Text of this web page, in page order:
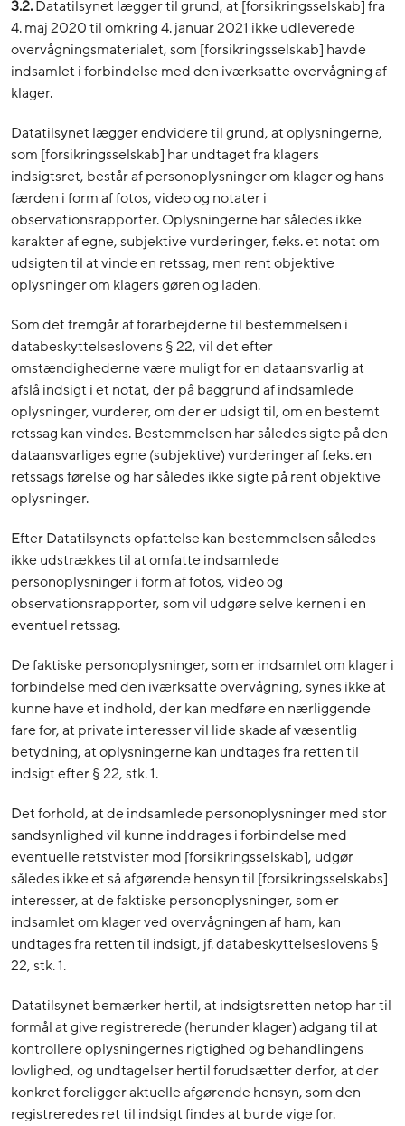
3.2.Datatilsynet lægger til grund, at [forsikringsselskab] fra
4. maj 2020 til omkring 4. januar 2021 ikke udleverede
overvågningsmaterialet, som [forsikringsselskab] havde
indsamlet i forbindelse med den iværksatte overvågning af
klager.
Datatilsynet lægger endvidere til grund, at oplysningerne,
som [forsikringsselskab] har undtaget fra klagers
indsigtsret, består af personoplysninger om klager og hans
færden i form af fotos, video og notater i
observationsrapporter. Oplysningerne har således ikke
karakter af egne, subjektive vurderinger, f.eks. et notat om
udsigten til at vinde en retssag, men rent objektive
oplysninger om klagers gøren og laden.
Som det fremgår af forarbejderne til bestemmelsen i
databeskyttelseslovens § 22, vil det efter
omstændighederne være muligt for en dataansvarlig at
afslå indsigt i et notat, der på baggrund af indsamlede
oplysninger, vurderer, om der er udsigt til, om en bestemt
retssag kan vindes. Bestemmelsen har således sigte på den
dataansvarliges egne (subjektive) vurderinger af f.eks. en
retssags førelse og har således ikke sigte på rent objektive
oplysninger.
Efter Datatilsynets opfattelse kan bestemmelsen således
ikke udstrækkes til at omfatte indsamlede
personoplysninger i form af fotos, video og
observationsrapporter, som vil udgøre selve kernen i en
eventuel retssag.
De faktiske personoplysninger, som er indsamlet om klager i
forbindelse med den iværksatte overvågning, synes ikke at
kunne have et indhold, der kan medføre en nærliggende
fare for, at private interesser vil lide skade af væsentlig
betydning, at oplysningerne kan undtages fra retten til
indsigt efter § 22, stk. 1.
Det forhold, at de indsamlede personoplysninger med stor
sandsynlighed vil kunne inddrages i forbindelse med
eventuelle retstvister mod [forsikringsselskab], udgør
således ikke et så afgørende hensyn til [forsikringsselskabs]
interesser, at de faktiske personoplysninger, som er
indsamlet om klager ved overvågningen af ham, kan
undtages fra retten til indsigt, jf. databeskyttelseslovens §
22, stk. 1.
Datatilsynet bemærker hertil, at indsigtsretten netop har til
formål at give registrerede (herunder klager) adgang til at
kontrollere oplysningernes rigtighed og behandlingens
lovlighed, og undtagelser hertil forudsætter derfor, at der
konkret foreligger aktuelle afgørende hensyn, som den
registreredes ret til indsigt findes at burde vige for.